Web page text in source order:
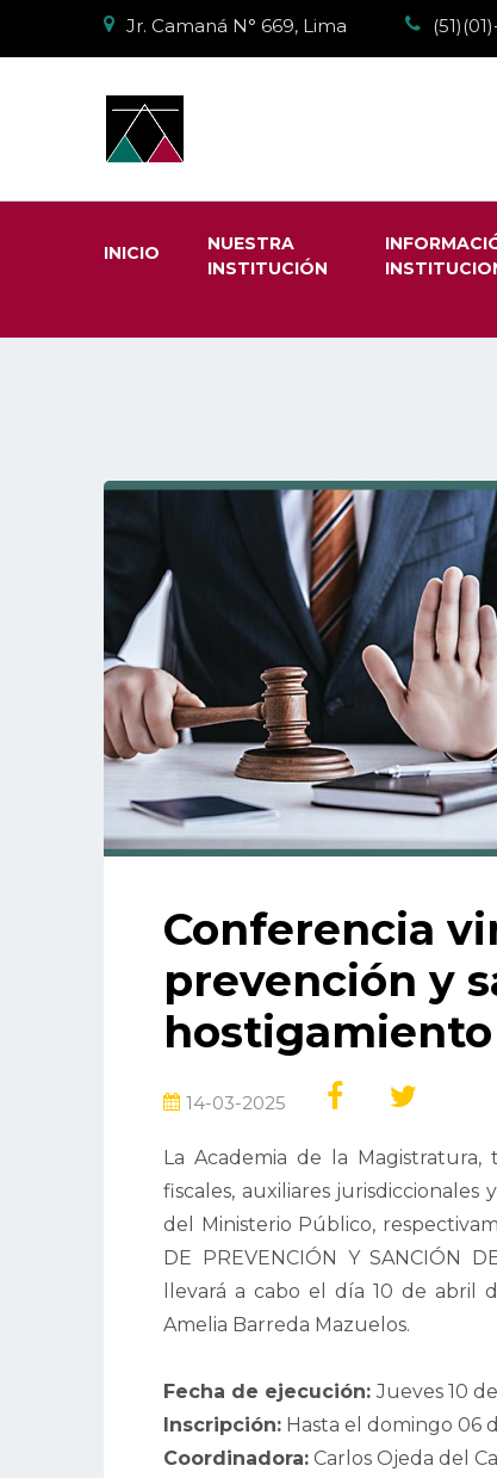
Jr. Camaná N° 669, Lima
INICIO
NUESTRA
INSTITUCIÓN
Conferencia
prevención y
hostigamiento
14-03-2025
La Academia de la
fiscales, auxiliares
del Ministerio Público,
DE PREVENCIÓN Y SANCIÓN
llevará a cabo el día 10 de abril
Amelia Barreda Mazuelos.
Fecha de ejecución:Jueves 10
Inscripción: Hasta el domingo 06
Coordinadora: Carlos Ojeda del